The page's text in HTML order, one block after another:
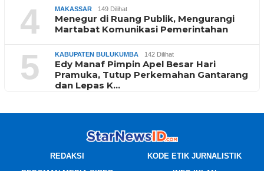
4 MAKASSAR 149 Dilihat
Menegur di Ruang Publik, Mengurangi
Martabat Komunikasi Pemerintahan
5 KABUPATEN BULUKUMBA 142 Dilihat
Edy Manaf Pimpin Apel Besar Hari
Pramuka, Tutup Perkemahan Gantarang
dan Lepas K…
REDAKSI
KODE ETIK JURNALISTIK